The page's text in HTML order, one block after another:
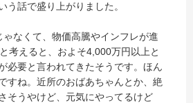
う話で盛り上がりました。
なくて、物価高騰やインフレが進
考えると、およそ4,000万円以上と
必要と言われてきたそうです。ほん
すね。近所のおばあちゃんとか、絶
そうやけど、元気にやってるけど